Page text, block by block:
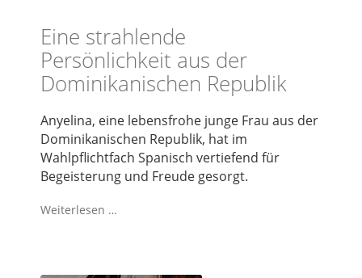
Eine strahlende
Persönlichkeit aus der
Dominikanischen Republik
Anyelina, eine lebensfrohe junge Frau aus der
Dominikanischen Republik, hat im
Wahlpflichtfach Spanisch vertiefend für
Begeisterung und Freude gesorgt.
Weiterlesen …